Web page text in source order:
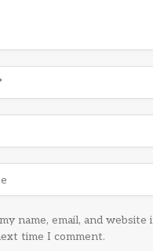
name, email, and
time I comment.